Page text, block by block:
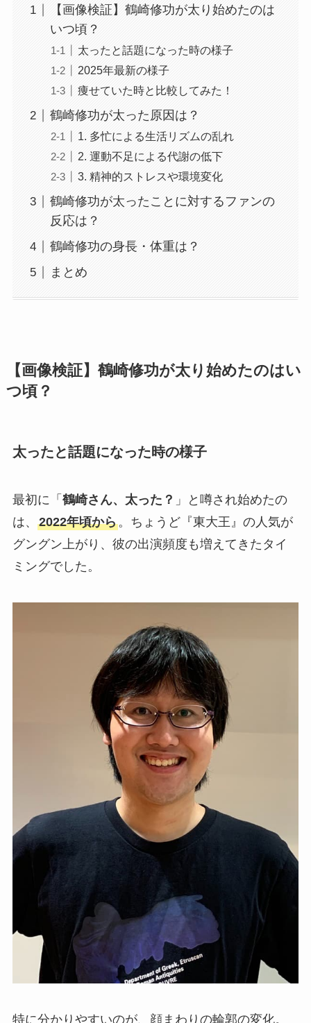
【画像検証】鶴崎修功が太り始めたのは
いつ頃？
太ったと話題になった時の様子
2025年最新の様子
痩せていた時と比較してみた！
鶴崎修功が太った原因は？
1. 多忙による生活リズムの乱れ
2. 運動不足による代謝の低下
3. 精神的ストレスや環境変化
鶴崎修功が太ったことに対するファンの
反応は？
鶴崎修功の身長・体重は？
まとめ
【画像検証】鶴崎修功が太り始めたのはい
つ頃？
太ったと話題になった時の様子
最初に「 鶴崎さん、太った？ 」と噂され始めたの
は、 2022年頃から。ちょうど『東大王』の人気が
グングン上がり、彼の出演頻度も増えてきたタイ
ミングでした。
特に分かりやすいのが、顔まわりの輪郭の変化。